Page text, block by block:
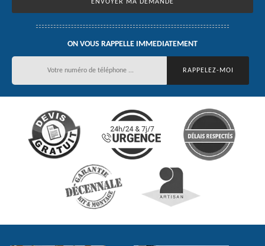
ON VOUS RAPPELLE IMMEDIATEMENT